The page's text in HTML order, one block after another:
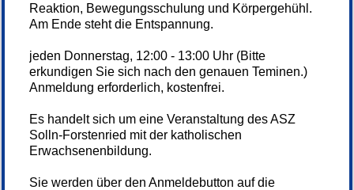
Reaktion, Bewegungsschulung und Körpergehühl.
Am Ende steht die Entspannung.
jeden Donnerstag, 12:00 - 13:00 Uhr (Bitte
erkundigen Sie sich nach den genauen Teminen.)
Anmeldung erforderlich, kostenfrei.
Es handelt sich um eine Veranstaltung des ASZ
Solln-Forstenried mit der katholischen
Erwachsenenbildung.
Sie werden über den Anmeldebutton auf die